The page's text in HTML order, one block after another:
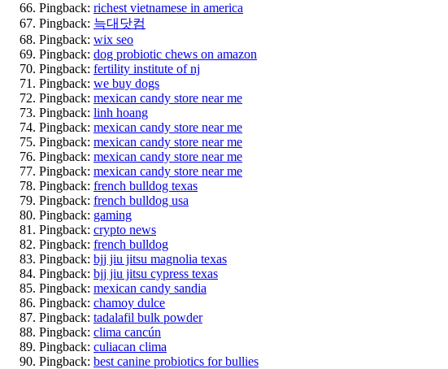
Pingback: richest vietnamese in america
Pingback: 늑대닷컴
Pingback: wix seo
Pingback: dog probiotic chews on amazon
Pingback: fertility institute of nj
Pingback: we buy dogs
Pingback: mexican candy store near me
Pingback: linh hoang
Pingback: mexican candy store near me
Pingback: mexican candy store near me
Pingback: mexican candy store near me
Pingback: mexican candy store near me
Pingback: french bulldog texas
Pingback: french bulldog usa
Pingback: gaming
Pingback: crypto news
Pingback: french bulldog
Pingback: bjj jiu jitsu magnolia texas
Pingback: bjj jiu jitsu cypress texas
Pingback: mexican candy sandia
Pingback: chamoy dulce
Pingback: tadalafil bulk powder
Pingback: clima cancún
Pingback: culiacan clima
Pingback: best canine probiotics for bullies